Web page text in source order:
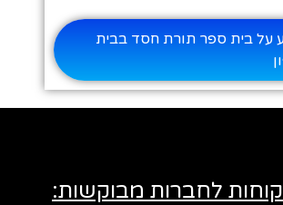
בית ספר תורת חסד בבית
לחברות מבוקשות: